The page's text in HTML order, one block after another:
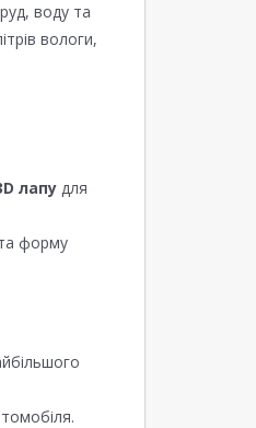
воду та
вологи,
лапу для
форму